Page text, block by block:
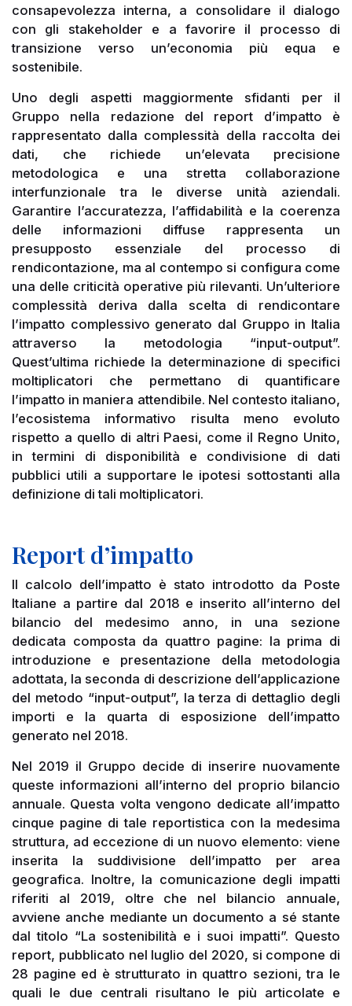
consapevolezza interna, a consolidare il dialogo
con gli stakeholder e a favorire il processo di
transizione verso un’economia più equa e
sostenibile.
Uno degli aspetti maggiormente sfidanti per il
Gruppo nella redazione del report d’impatto è
rappresentato dalla complessità della raccolta dei
dati, che richiede un’elevata precisione
metodologica e una stretta collaborazione
interfunzionale tra le diverse unità aziendali.
Garantire l’accuratezza, l’affidabilità e la coerenza
delle informazioni diffuse rappresenta un
presupposto essenziale del processo di
rendicontazione, ma al contempo si configura come
una delle criticità operative più rilevanti. Un’ulteriore
complessità deriva dalla scelta di rendicontare
l’impatto complessivo generato dal Gruppo in Italia
attraverso la metodologia “input-output”.
Quest’ultima richiede la determinazione di specifici
moltiplicatori che permettano di quantificare
l’impatto in maniera attendibile. Nel contesto italiano,
l’ecosistema informativo risulta meno evoluto
rispetto a quello di altri Paesi, come il Regno Unito,
in termini di disponibilità e condivisione di dati
pubblici utili a supportare le ipotesi sottostanti alla
definizione di tali moltiplicatori.
Report d’impatto
Il calcolo dell’impatto è stato introdotto da Poste
Italiane a partire dal 2018 e inserito all’interno del
bilancio
del medesimo anno, in una sezione
dedicata composta da quattro pagine: la prima di
introduzione e presentazione della metodologia
adottata, la seconda di descrizione dell’applicazione
del metodo “input-output”, la terza di dettaglio degli
importi e la quarta di esposizione dell’impatto
generato nel 2018.
Nel 2019 il Gruppo decide di inserire nuovamente
queste informazioni all’interno del proprio bilancio
annuale. Questa volta vengono dedicate all’impatto
cinque pagine di tale reportistica con la medesima
struttura, ad eccezione di un nuovo elemento: viene
inserita la suddivisione dell’impatto per area
geografica. Inoltre, la comunicazione degli impatti
riferiti al 2019, oltre che nel bilancio annuale,
avviene anche mediante un documento a sé stante
dal titolo “La sostenibilità e i suoi impatti”. Questo
report, pubblicato nel luglio del 2020, si compone di
28 pagine ed è strutturato in quattro sezioni, tra le
quali le due centrali risultano le più articolate e